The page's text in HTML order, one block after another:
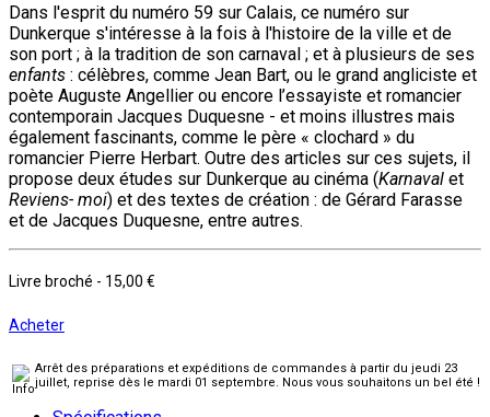
Dans l'esprit du numéro 59 sur Calais, ce numéro sur
Dunkerque s'intéresse à la fois à l'histoire de la ville et de
son port ; à la tradition de son carnaval ; et à plusieurs de ses
enfants : célèbres, comme Jean Bart, ou le grand angliciste et
poète Auguste Angellier ou encore l’essayiste et romancier
contemporain Jacques Duquesne - et moins illustres mais
également fascinants, comme le père « clochard » du
romancier Pierre Herbart. Outre des articles sur ces sujets, il
propose deux études sur Dunkerque au cinéma (Karnaval et
Reviens- moi) et des textes de création : de Gérard Farasse
et de Jacques Duquesne, entre autres.
Livre broché - 15,00 €
Acheter
Arrêt des préparations et expéditions de commandes à partir du jeudi 23
juillet, reprise dès le mardi 01 septembre. Nous vous souhaitons un bel été !